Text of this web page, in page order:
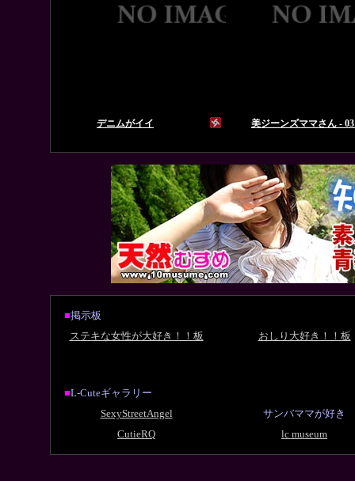
■掲示板
ステキな女性が大好き！！板
おしり大好き！！板
■L-Cuteギャラリー
SexyStreetAngel
サンバママが好き
CutieRQ
lc museum